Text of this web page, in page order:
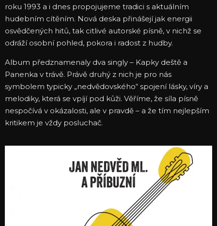
roku 1993 a i dnes propojujeme tradici s aktuálním
hudebním cítěním. Nová deska přinášejí jak energii
osvědčených hitů, tak citlivé autorské písně, v nichž se
odráží osobní pohled, pokora i radost z hudby.
Album předznamenaly dva singly – Kapky deště a
Panenka v trávě. Právě druhý z nich je pro nás
symbolem typicky „nedvědovského“ spojení lásky, víry a
melodiky, která se vpíjí pod kůži. Věříme, že síla písně
nespočívá v okázalosti, ale v pravdě – a že tím nejlepším
kritikem je vždy posluchač.